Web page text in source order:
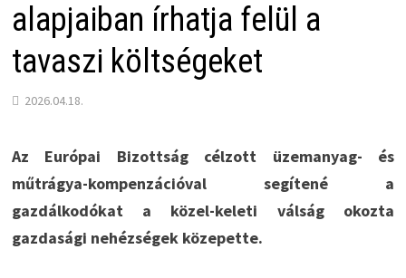
alapjaiban írhatja felül a
tavaszi költségeket
2026.04.18.
Az Európai Bizottság célzott üzemanyag- és
műtrágya-kompenzációval segítené a
gazdálkodókat a közel-keleti válság okozta
gazdasági nehézségek közepette.